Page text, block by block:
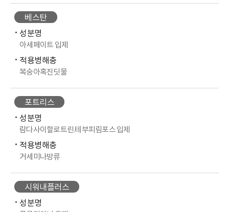
베스탄
성분명
아세페이트 입제
적용병해충
복숭아혹진딧물
포트리스
성분명
람다사이할로트린.테부피림포스 입제
적용병해충
거세미나방류
시워내플러스
성분명